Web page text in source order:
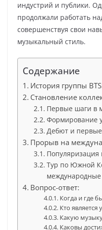
индустрий и публики.
продолжали работать
совершенствуя свои
музыкальный стиль.
Содержание
История группы
Становление
Первые шаги в
Формирование
Дебют и первые
Прорыв на
Популяризация
Тур по Южной
Вопрос-ответ:
Когда и где
Кто является
Какую
Каковы